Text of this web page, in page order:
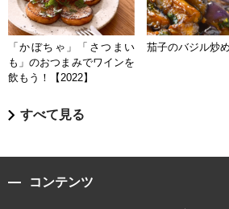
「かぼちゃ」「さつまい
も」のおつまみでワインを
飲もう！【2022】
茄子のバジル炒め
すべて見る
コンテンツ